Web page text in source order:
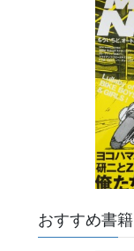
おすすめ書籍